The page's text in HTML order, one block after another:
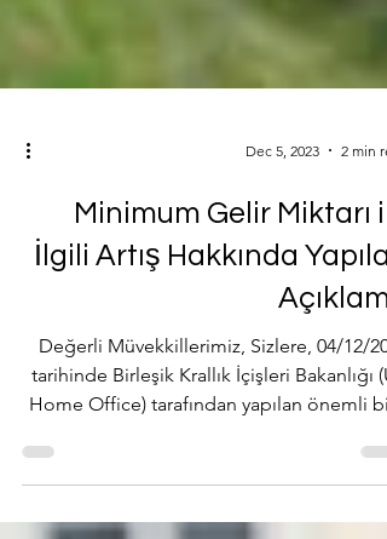
Dec 5, 2023 2 min
Minimum Gelir Miktarı
İlgili Artış Hakkında
Değerli Müvekkillerimiz, Sizlere, 04/12/